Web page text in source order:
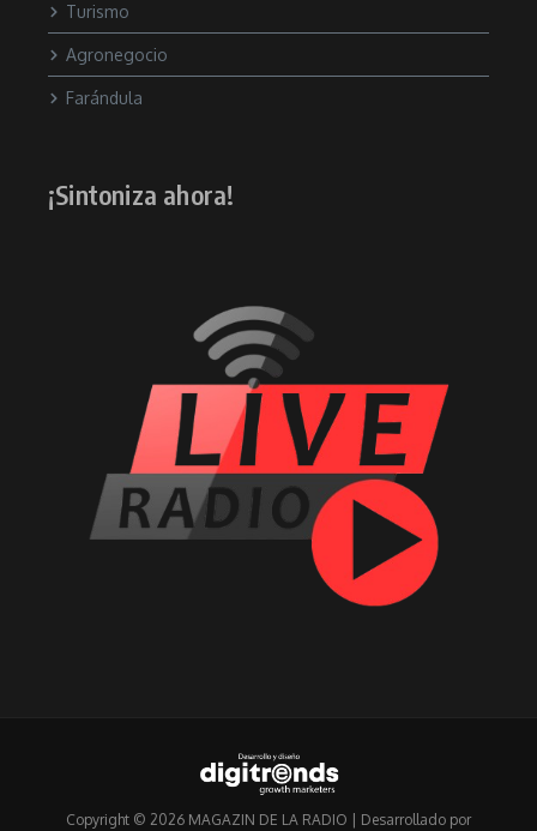
Turismo
Agronegocio
Farándula
¡Sintoniza ahora!
Copyright © 2026 MAGAZIN DE LA RADIO | Desarrollado por